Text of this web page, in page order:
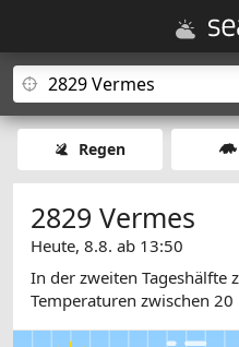
Regen
2829 Vermes
Heute, 8.8. ab 13:50
In der zweiten Tageshälfte
Temperaturen zwischen